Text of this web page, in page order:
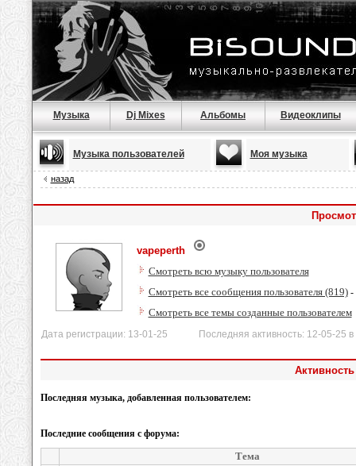
Музыка Dj Mixes Альбомы Видеоклипы
Музыка пользователей Моя музыка
назад
vapeperth
Смотреть всю музыку пользователя
Смотреть все сообщения пользователя (819)-
Смотреть все темы созданные пользователем
Дата регистрации: 13-01-25 Последняя активность: 12-05-25 в
Последняя музыка, добавленная пользователем:
Последние сообщения с форума:
Тема